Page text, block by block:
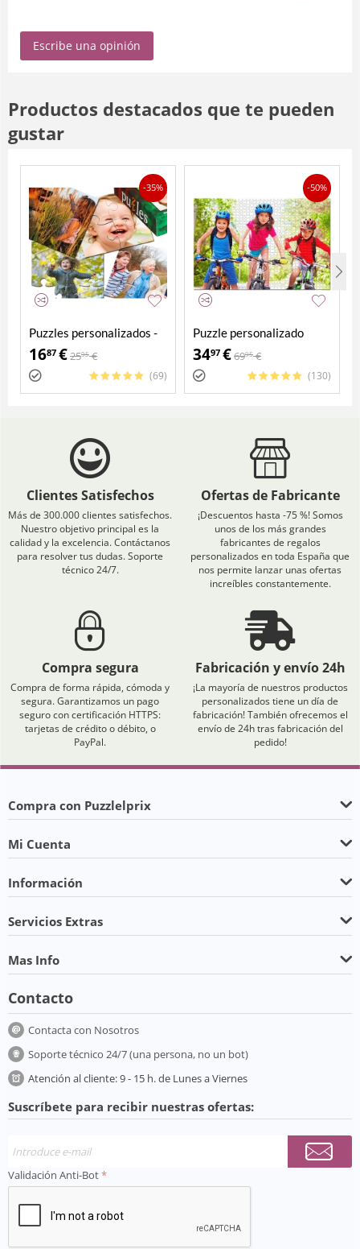
Escribe una opinión
Productos destacados que te pueden
gustar
-35%
Puzzles personalizados -
Pack 4 en 1
1687 €2595 €
(69)
-50%
Puzzle personalizado
2000 piezas
3497 €6995 €
(130)
Clientes Satisfechos
Más de 300.000 clientes satisfechos.
Nuestro objetivo principal es la
calidad y la excelencia. Contáctanos
para resolver tus dudas. Soporte
técnico 24/7.
Ofertas de Fabricante
¡Descuentos hasta -75 %! Somos
unos de los más grandes
fabricantes de regalos
personalizados en toda España que
nos permite lanzar unas ofertas
increíbles constantemente.
Compra segura
Compra de forma rápida, cómoda y
segura. Garantizamos un pago
seguro con certificación HTTPS:
tarjetas de crédito o débito, o
PayPal.
Fabricación y envío 24h
¡La mayoría de nuestros productos
personalizados tiene un día de
fabricación! También ofrecemos el
envío de 24h tras fabricación del
pedido!
Compra con Puzzlelprix
Mi Cuenta
Información
Servicios Extras
Mas Info
Contacto
Contacta con Nosotros
Soporte técnico 24/7 (una persona, no un bot)
Atención al cliente: 9 - 15 h. de Lunes a Viernes
Suscríbete para recibir nuestras ofertas:
Validación Anti-Bot